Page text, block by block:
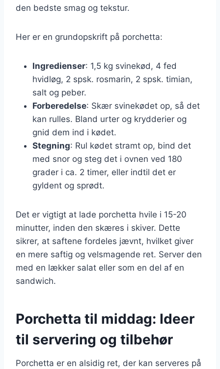
den bedste smag og tekstur.
Her er en grundopskrift på porchetta:
Ingredienser: 1,5 kg svinekød, 4 fed
hvidløg, 2 spsk. rosmarin, 2 spsk. timian,
salt og peber.
Forberedelse: Skær svinekødet op, så det
kan rulles. Bland urter og krydderier og
gnid dem ind i kødet.
Stegning: Rul kødet stramt op, bind det
med snor og steg det i ovnen ved 180
grader i ca. 2 timer, eller indtil det er
gyldent og sprødt.
Det er vigtigt at lade porchetta hvile i 15-20
minutter, inden den skæres i skiver. Dette
sikrer, at saftene fordeles jævnt, hvilket giver
en mere saftig og velsmagende ret. Server den
med en lækker salat eller som en del af en
sandwich.
Porchetta til middag: Ideer
til servering og tilbehør
Porchetta er en alsidig ret, der kan serveres på